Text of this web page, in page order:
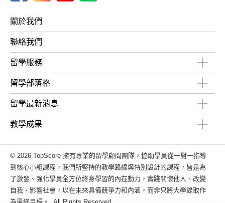
關於我們
聯絡我們
留學服務
留學部落格
留學最新消息
教學成果
© 2026 TopScore 擁有專業的留學顧問團隊，協助學員從一對一指導
到核心小組課程，我們所堅持的教學路線與特別設計的課程，皆是為
了激發、強化學員全方位終身學習的內在動力，實踐關懷他人、改變
自我、影響社會，以在未來具備競爭力和內涵，而非只將大學錄取作